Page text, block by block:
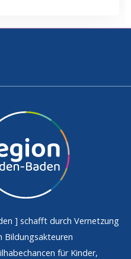
] schafft durch Vernetzung
Bildungsakteuren
für Kinder,